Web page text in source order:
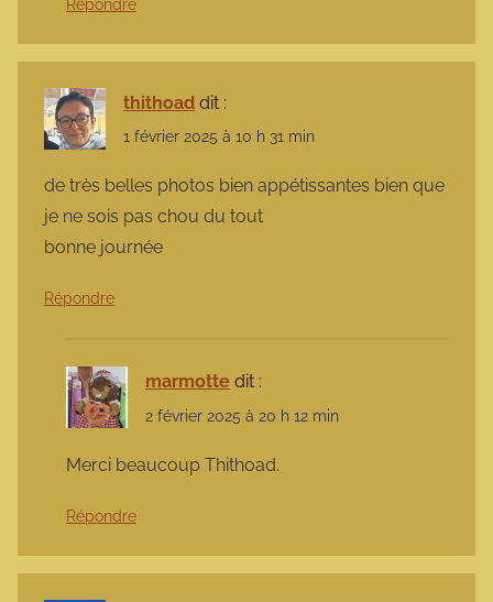
Répondre
thithoad dit :
1 février 2025 à 10 h 31 min
de très belles photos bien appétissantes bien que
je ne sois pas chou du tout
bonne journée
Répondre
marmotte dit :
2 février 2025 à 20 h 12 min
Merci beaucoup Thithoad.
Répondre